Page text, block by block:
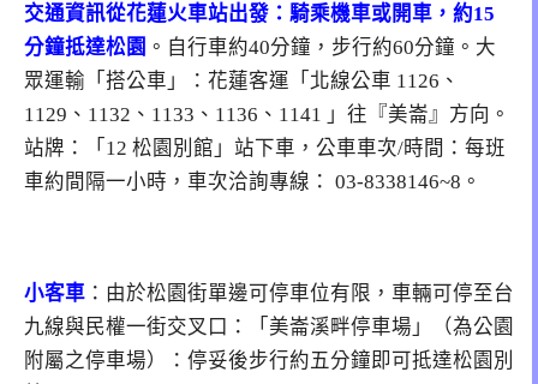
交通資訊從花蓮火車站出發 ：騎乘機車或開車，約15
分鐘抵達松園 。自行車約40分鐘，步行約60分鐘。大
眾運輸「搭公車」：花蓮客運「北線公車 1126、
1129、1132、1133、1136、1141 」往『美崙』方向。
站牌：「12 松園別館」站下車，公車車次/時間：每班
車約間隔一小時，車次洽詢專線： 03-8338146~8。
小客車 ：由於松園街單邊可停車位有限，車輛可停至台
九線與民權一街交叉口：「美崙溪畔停車場」（為公園
附屬之停車場）：停妥後步行約五分鐘即可抵達松園別